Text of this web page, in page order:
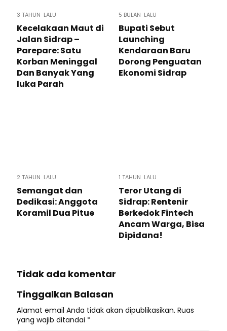
3 TAHUN LALU
Kecelakaan Maut di
Jalan Sidrap –
Parepare: Satu
Korban Meninggal
Dan Banyak Yang
luka Parah
5 BULAN LALU
Bupati Sebut
Launching
Kendaraan Baru
Dorong Penguatan
Ekonomi Sidrap
2 TAHUN LALU
Semangat dan
Dedikasi: Anggota
Koramil Dua Pitue
1 TAHUN LALU
Teror Utang di
Sidrap: Rentenir
Berkedok Fintech
Ancam Warga, Bisa
Dipidana!
Tidak ada komentar
Tinggalkan Balasan
Alamat email Anda tidak akan dipublikasikan. Ruas
yang wajib ditandai *